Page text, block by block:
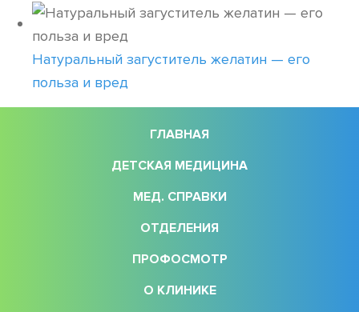
Натуральный загуститель желатин — его
польза и вред
ГЛАВНАЯ
ДЕТСКАЯ МЕДИЦИНА
МЕД. СПРАВКИ
ОТДЕЛЕНИЯ
ПРОФОСМОТР
О КЛИНИКЕ